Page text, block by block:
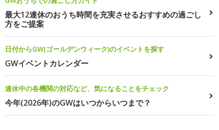
最大12連休のおうち時間を充実させるおすすめの過ごし
方をご提案
日付からGW(ゴールデンウィーク)のイベントを探す
GWイベントカレンダー
連休中の各機関の対応など、気になることをチェック
今年(2026年)のGWはいつからいつまで？